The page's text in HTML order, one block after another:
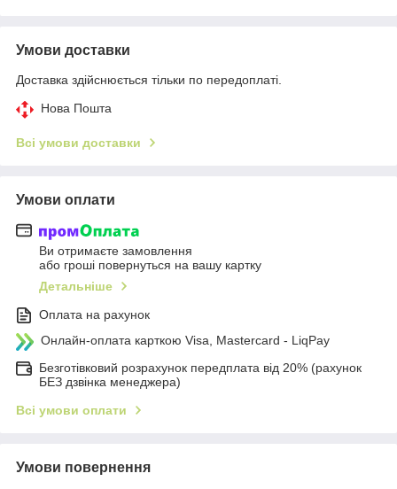
Умови доставки
Доставка здійснюється тільки по передоплаті.
Нова Пошта
Всі умови доставки
Умови оплати
Ви отримаєте замовлення
або гроші повернуться на вашу картку
Детальніше
Оплата на рахунок
Онлайн-оплата карткою Visa, Mastercard - LiqPay
Безготівковий розрахунок передплата від 20% (рахунок
БЕЗ дзвінка менеджера)
Всі умови оплати
Умови повернення